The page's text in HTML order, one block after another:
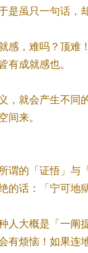
是虽只一句话，
感，难吗？顶难
有成就感也。
，就会产生不同
间来。
谓的「证悟」与
的话：「宁可地
人大概是「一阐
有烦恼！如果连